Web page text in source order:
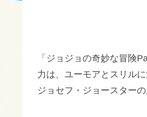
「ジョジョの奇妙な冒険
力は、ユーモアとスリル
ジョセフ・ジョースターの